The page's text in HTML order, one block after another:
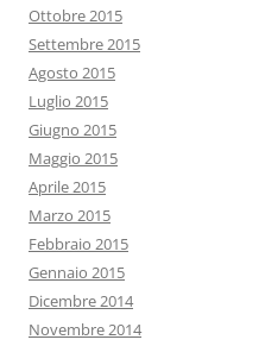
Ottobre 2015
Settembre 2015
Agosto 2015
Luglio 2015
Giugno 2015
Maggio 2015
Aprile 2015
Marzo 2015
Febbraio 2015
Gennaio 2015
Dicembre 2014
Novembre 2014